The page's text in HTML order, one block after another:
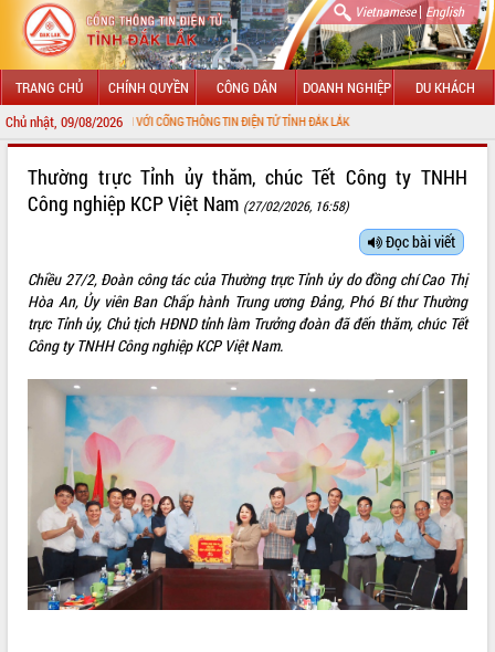
Vietnamese| English
TRANG CHỦ CHÍNH QUYỀN CÔNG DÂN DOANH NGHIỆP DU KHÁCH
Chủ nhật, 09/08/2026
MỪNG ĐẾN VỚI CỔNG THÔNG TIN ĐIỆN TỬ TỈNH ĐẮK LẮK
LÃNH ĐẠO UBND TỈNH
SỞ, BAN, NGÀNH
UBND CÁC XÃ, PHƯỜNG
THÔNG TIN CHỈ ĐẠO ĐIỀU HÀNH
HỆ THỐNG VĂN BẢN
VĂN BẢN HĐND TỈNH
ĐIỂM TIN VĂN BẢN
QUY HOẠCH - KẾ HOẠCH
Thường trực Tỉnh ủy thăm, chúc Tết Công ty TNHH
Công nghiệp KCP Việt Nam (27/02/2026, 16:58)
Đọc bài viết
Chiều 27/2, Đoàn công tác của Thường trực Tỉnh ủy do đồng chí Cao Thị
Hòa An, Ủy viên Ban Chấp hành Trung ương Đảng, Phó Bí thư Thường
trực Tỉnh ủy, Chủ tịch HĐND tỉnh làm Trưởng đoàn đã đến thăm, chúc Tết
Công ty TNHH Công nghiệp KCP Việt Nam.